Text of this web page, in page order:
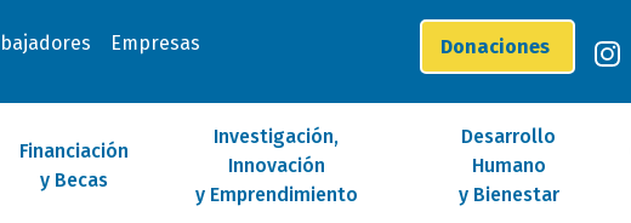
Empresas Donaciones
Financiación
y Becas
Investigación,
Innovación
y Emprendimiento
Desarrollo
Humano
y Bienestar